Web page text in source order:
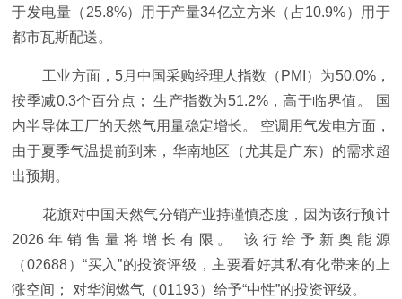
于发电量（25.8%）用于产量34亿立方米（占10.9%）用于
都市瓦斯配送。
工业方面，5月中国采购经理人指数（PMI）为50.0%，
按季减0.3个百分点； 生产指数为51.2%，高于临界值。 国
内半导体工厂的天然气用量稳定增长。 空调用气发电方面，
由于夏季气温提前到来，华南地区（尤其是广东）的需求超
出预期。
花旗对中国天然气分销产业持谨慎态度，因为该行预计
2026年销售量将增长有限。 该行给予新奥能源
（02688）“买入”的投资评级，主要看好其私有化带来的上
涨空间； 对华润燃气（01193）给予“中性”的投资评级。